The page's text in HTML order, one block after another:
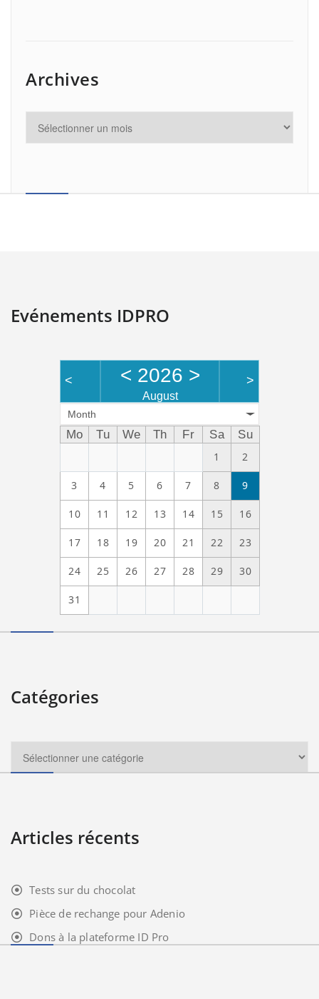
Archives
Evénements IDPRO
< < 2026 >
August
>
Month
Mo Tu We Th Fr Sa
Su
1
2
3 4 5 6 7 8 9
10 11 12 13 14 15 16
17 18 19 20 21 22 23
24 25 26 27 28 29 30
31
Catégories
Articles récents
Tests sur du chocolat
Pièce de rechange pour Adenio
Dons à la plateforme ID Pro